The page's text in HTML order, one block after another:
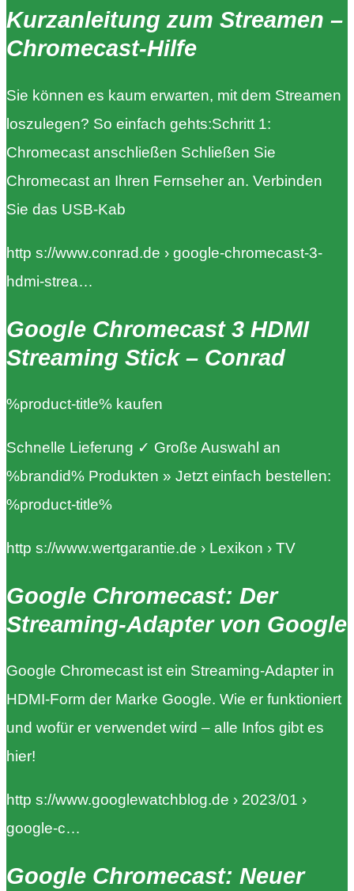
Kurzanleitung zum Streamen –
Chromecast-Hilfe
Sie können es kaum erwarten, mit dem Streamen
loszulegen? So einfach gehts:Schritt 1:
Chromecast anschließen Schließen Sie
Chromecast an Ihren Fernseher an. Verbinden
Sie das USB-Kab
http s://www.conrad.de › google-chromecast-3-
hdmi-strea…
Google Chromecast 3 HDMI
Streaming Stick – Conrad
%product-title% kaufen
Schnelle Lieferung ✓ Große Auswahl an
%brandid% Produkten » Jetzt einfach bestellen:
%product-title%
http s://www.wertgarantie.de › Lexikon › TV
Google Chromecast: Der
Streaming-Adapter von Google
Google Chromecast ist ein Streaming-Adapter in
HDMI-Form der Marke Google. Wie er funktioniert
und wofür er verwendet wird – alle Infos gibt es
hier!
http s://www.googlewatchblog.de › 2023/01 ›
google-c…
Google Chromecast: Neuer